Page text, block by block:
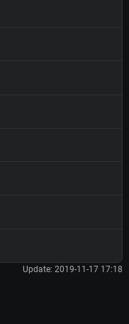
Update: 2019-11-17 17:18